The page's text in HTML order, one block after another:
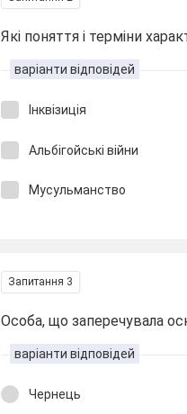
Які поняття і терміни
варіанти відповідей
Інквізиція
Альбігойські війни
Мусульманство
Запитання 3
Особа, що заперечувала
варіанти відповідей
Чернець